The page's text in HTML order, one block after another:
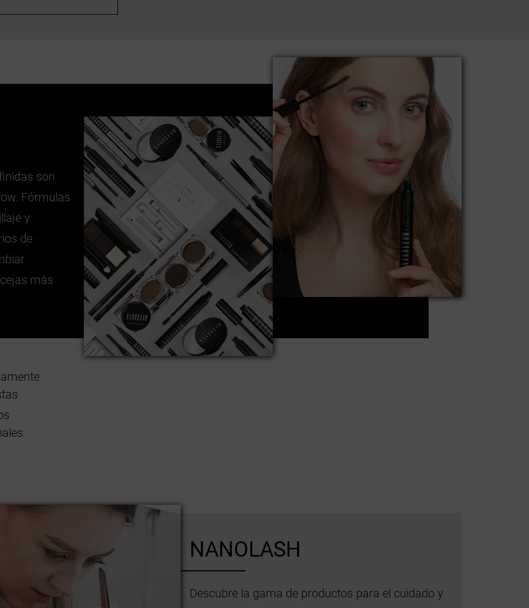
son
Fórmulas
y
de
más
NANOLASH
Descubre la gama de productos para el cuidado y